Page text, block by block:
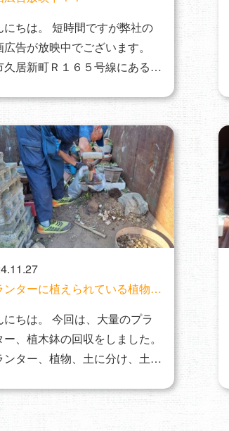
にちは。 短時間ですが弊社の
広告が放映中でございます。
久居新町Ｒ１６５号線にある交
ンターに植えられている植物ご
にちは。 今回は、大量のプラ
ー、植木鉢の回収をしました。
ンター、植物、土に分け、土は